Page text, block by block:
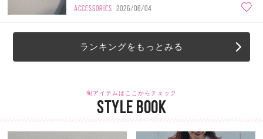
ACCESSORIES 2026/08/04
ランキングをもっとみる
旬アイテムはここからチェック
STYLE BOOK